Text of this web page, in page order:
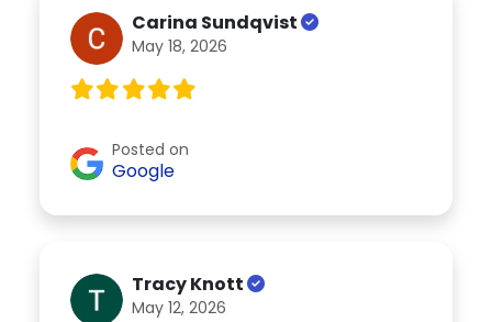
Carina Sundqvist
May 18, 2026
Posted on
Google
Tracy Knott
May 12, 2026